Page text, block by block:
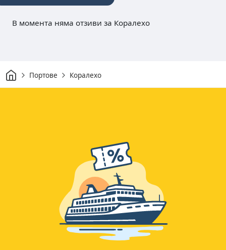
В момента няма отзиви за Коралехо
Начало
Портове Коралехо